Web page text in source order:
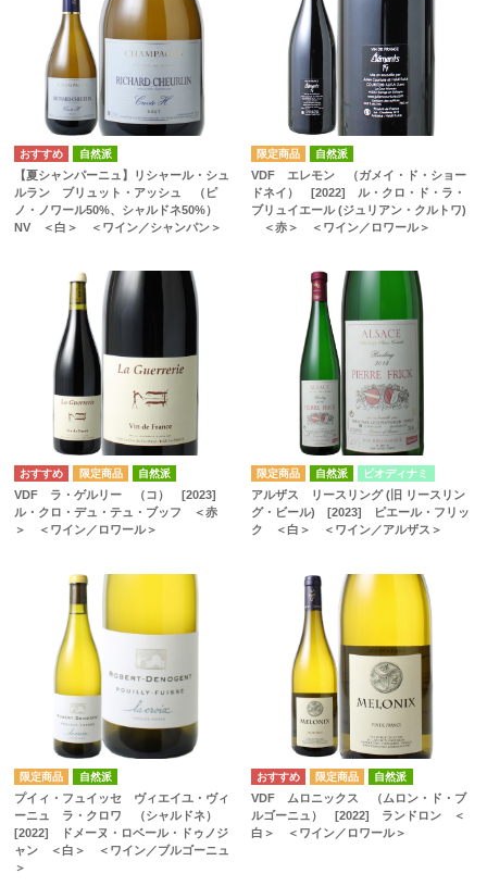
自然派
【夏シャンパーニュ】リシャール・シュ
ルラン ブリュット・アッシュ （ピ
ノ・ノワール50%、シャルドネ50%）
NV ＜白＞ ＜ワイン／シャンパン＞
自然派
VDF エレモン （ガメイ・ド・ショー
ドネイ） [2022] ル・クロ・ド・ラ・
ブリュイエール (ジュリアン・クルトワ)
＜赤＞ ＜ワイン／ロワール＞
自然派
VDF ラ・ゲルリー （コ） [2023]
ル・クロ・デュ・テュ・ブッフ ＜赤
＞ ＜ワイン／ロワール＞
自然派 ビオディナミ
アルザス リースリング (旧 リースリン
グ・ビール) [2023] ピエール・フリッ
ク ＜白＞ ＜ワイン／アルザス＞
自然派
プイィ・フュイッセ ヴィエイユ・ヴィ
ーニュ ラ・クロワ （シャルドネ）
[2022] ドメーヌ・ロベール・ドゥノジ
ャン ＜白＞ ＜ワイン／ブルゴーニュ
＞
自然派
VDF ムロニックス （ムロン・ド・ブ
ルゴーニュ） [2022] ランドロン ＜
白＞ ＜ワイン／ロワール＞